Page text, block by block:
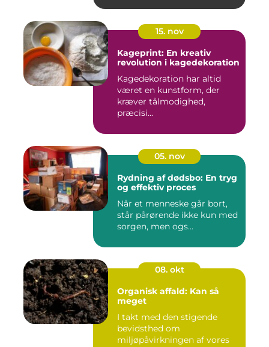
15. nov
Kageprint: En kreativ
revolution i kagedekoration
Kagedekoration har altid
været en kunstform, der
kræver tålmodighed,
præcisi...
05. nov
Rydning af dødsbo: En tryg
og effektiv proces
Når et menneske går bort,
står pårørende ikke kun med
sorgen, men ogs...
08. okt
Organisk affald: Kan så
meget
I takt med den stigende
bevidsthed om
miljøpåvirkningen af vores